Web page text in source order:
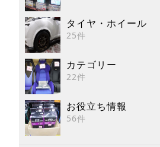
タイヤ・ホイール
25件
カテゴリー
22件
お役立ち情報
56件